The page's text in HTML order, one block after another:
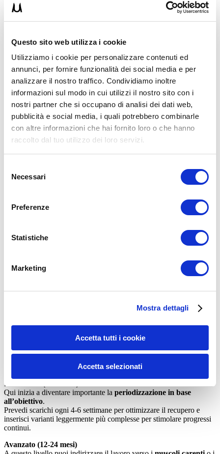
Questo sito web utilizza i cookie
Utilizziamo i cookie per personalizzare contenuti ed
annunci, per fornire funzionalità dei social media e per
analizzare il nostro traffico. Condividiamo inoltre
informazioni sul modo in cui utilizzi il nostro sito con i
nostri partner che si occupano di analisi dei dati web,
pubblicità e social media, i quali potrebbero combinarle
con altre informazioni che hai fornito loro o che hanno
raccolto dal tuo utilizzo dei loro servizi.
delNecessari
Preferenze
Statistiche
Marketing
Mostra dettagli
Accetta tutti i cookie
Accetta selezionati
Come allenarti in palestra?
, perché in base a questo
Non farti troppi problemi con eventuali carenze muscolari: il focus
deve essere sullatecnica correttae sull’apprendimento degli
esercizi di base.
Meno varietà, più solidità. Le fondamenta vengono prima di tutto.
Intermedio (6-12 mesi)
Qui inizia a diventare importante la periodizzazione in base
all’obiettivo.
Prevedi scarichi ogni 4-6 settimane per ottimizzare il recupero e
inserisci varianti leggermente più complesse per stimolare progressi
continui.
Avanzato (12-24 mesi)